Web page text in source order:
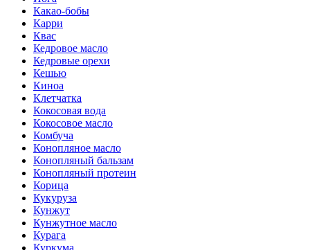
Какао-бобы
Карри
Квас
Кедровое масло
Кедровые орехи
Кешью
Киноа
Клетчатка
Кокосовая вода
Кокосовое масло
Комбуча
Конопляное масло
Конопляный бальзам
Конопляный протеин
Корица
Кукуруза
Кунжут
Кунжутное масло
Курага
Куркума